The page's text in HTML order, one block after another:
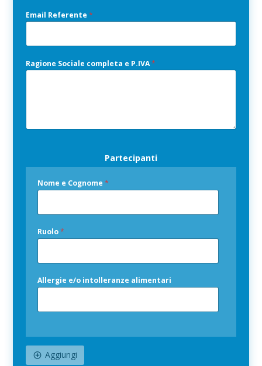
Email Referente *
Ragione Sociale completa e P.IVA*
Partecipanti
Nome e Cognome *
Ruolo*
Allergie e/o intolleranze alimentari
Aggiungi
i
v
y